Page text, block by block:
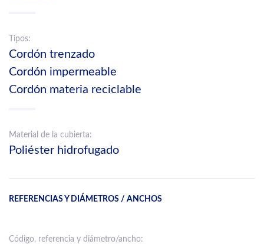
Tipos:
Cordón trenzado
Cordón impermeable
Cordón materia reciclable
Material de la cubierta:
Poliéster hidrofugado
REFERENCIAS Y DIÁMETROS / ANCHOS
Código, referencia y diámetro/ancho: